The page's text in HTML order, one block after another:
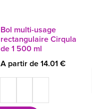
Bol multi-usage
rectangulaire Cirqula
de 1 500 ml
A partir de 14.01 €